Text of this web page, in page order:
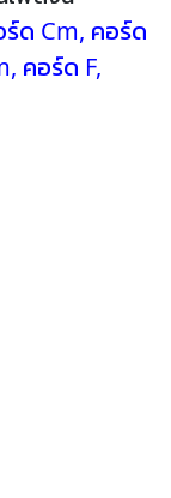
ร์ด Cm, คอร์ด
, คอร์ด F,